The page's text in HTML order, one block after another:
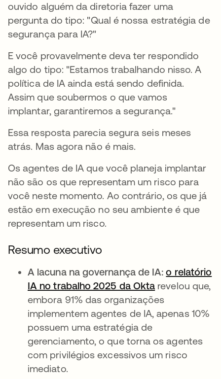
ouvido alguém da diretoria fazer uma
pergunta do tipo: "Qual é nossa estratégia de
segurança para IA?"
E você provavelmente deva ter respondido
algo do tipo: "Estamos trabalhando nisso. A
política de IA ainda está sendo definida.
Assim que soubermos o que vamos
implantar, garantiremos a segurança."
Essa resposta parecia segura seis meses
atrás. Mas agora não é mais.
Os agentes de IA que você planeja implantar
não são os que representam um risco para
você neste momento. Ao contrário, os que já
estão em execução no seu ambiente é que
representam um risco.
Resumo executivo
A lacuna na governança de IA: o relatório
IA no trabalho 2025 da Okta revelou que,
embora 91% das organizações
implementem agentes de IA, apenas 10%
possuem uma estratégia de
gerenciamento, o que torna os agentes
com privilégios excessivos um risco
imediato.